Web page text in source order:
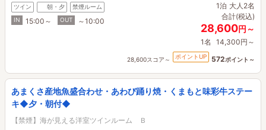
ツイン 朝・夕
禁煙ルーム
IN
15:00～ OUT ～10:00
1泊 大人2名
合計(税込)
28,600円～
1名 14,300円～
28,600スコア～ ポイントUP 572ポイント～
あまくさ産地魚盛合わせ・あわび踊り焼・くまもと味彩牛ステー
キ◆夕・朝付◆
【禁煙】海が見える洋室ツインルーム Ｂ